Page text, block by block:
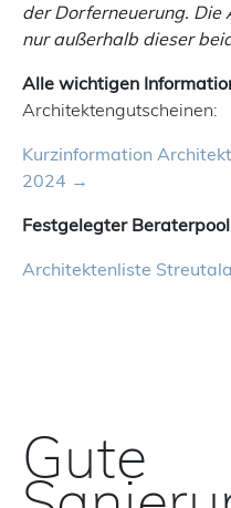
der Dorferneuerung. Die
nur außerhalb dieser
Alle wichtigen
Architektengutscheinen:
Kurzinformation
2024
Festgelegter Beraterpool
Architektenliste
Gute